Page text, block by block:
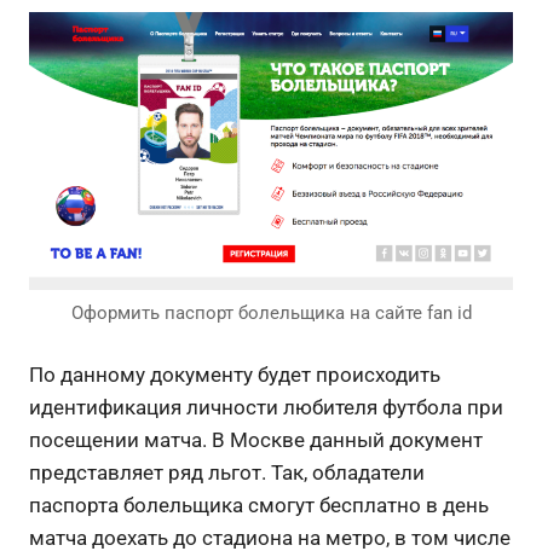
Оформить паспорт болельщика на сайте fan id
По данному документу будет происходить
идентификация личности любителя футбола при
посещении матча. В Москве данный документ
представляет ряд льгот. Так, обладатели
паспорта болельщика смогут бесплатно в день
матча доехать до стадиона на метро, в том числе